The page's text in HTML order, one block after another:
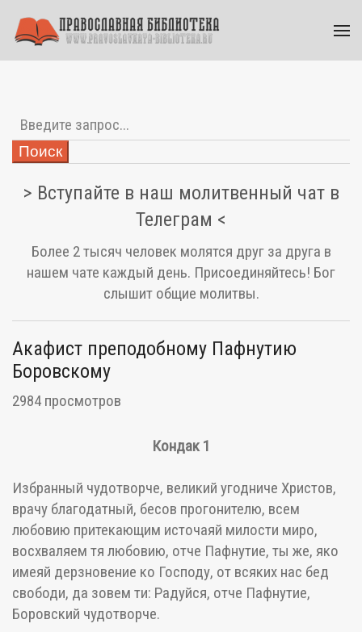
Поиск
> Вступайте в наш молитвенный чат в
Телеграм <
Более 2 тысяч человек молятся друг за друга в
нашем чате каждый день. Присоединяйтесь! Бог
слышит общие молитвы.
Акафист преподобному Пафнутию
Боровскому
2984 просмотров
Кондак 1
Избранный чудотворче, великий угодниче Христов,
врачу благодатный, бесов прогонителю, всем
любовию притекающим источаяй милости миро,
восхваляем тя любовию, отче Пафнутие, ты же, яко
имеяй дерзновение ко Господу, от всяких нас бед
свободи, да зовем ти: Радуйся, отче Пафнутие,
Боровский чудотворче.